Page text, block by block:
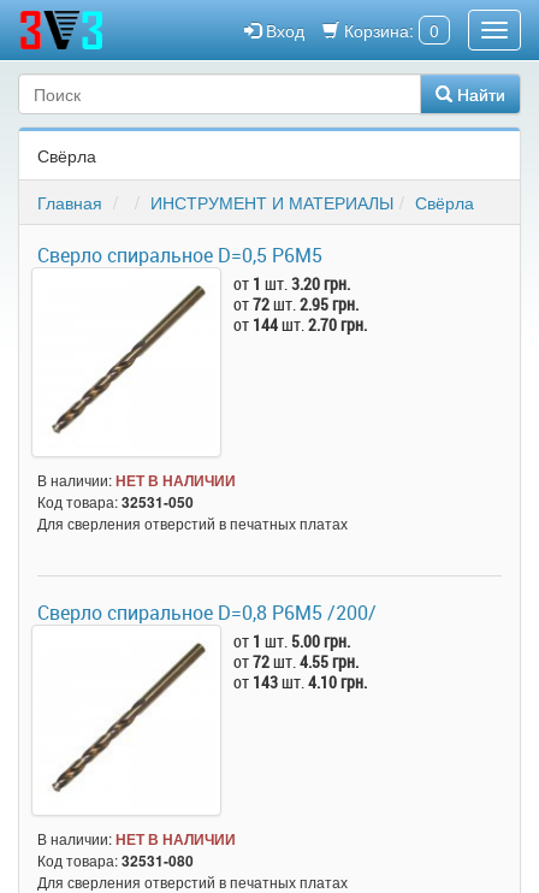
Корзина: 0
Вход
Найти
Свёрла
Главная
ИНСТРУМЕНТ И МАТЕРИАЛЫ Свёрла
Сверло спиральное D=0,5 Р6M5
от 1 шт.3.20 грн.
от72шт.2.95 грн.
от 144шт.2.70 грн.
В наличии:НЕТ В НАЛИЧИИ
Код товара:32531-050
Для сверления отверстий в печатных платах
Сверло спиральное D=0,8 Р6M5 /200/
от 1 шт. 5.00 грн.
от72шт.4.55 грн.
от 143шт.4.10 грн.
В наличии:НЕТ В НАЛИЧИИ
Код товара:32531-080
Для сверления отверстий в печатных платах